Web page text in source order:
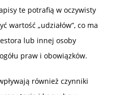
te potrafią w oczywisty
wartość „udziałów”, co ma
lub innej osoby
praw i obowiązków.
również czynniki